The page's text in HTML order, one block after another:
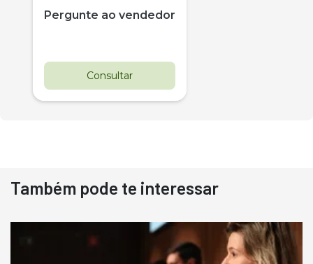
Pergunte ao vendedor
Consultar
Destaque
Usado
Pá Carregadeira Cat 966
Também pode te interessar